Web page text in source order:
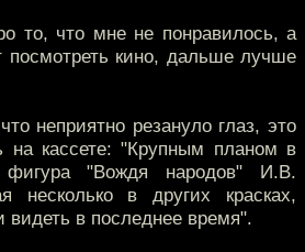
то, что мне не понравилось, а
посмотреть кино, дальше лучше
неприятно резануло глаз, это
на кассете: "Крупным планом в
"Вождя народов" И.В.
несколько в других красках,
в последнее время".